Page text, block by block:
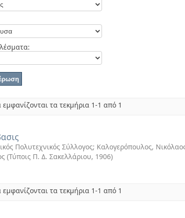
τα τεκμήρια 1-1 από 1
Πολυτεχνικός Σύλλογος; Καλογερόπουλος,
(Τύποις Π. Δ. Σακελλάριου, 1906)
τα τεκμήρια 1-1 από 1